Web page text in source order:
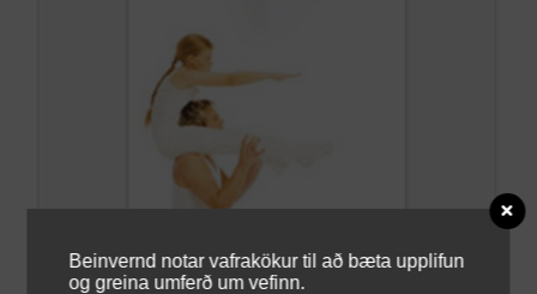
Beinvernd notar vafrakökur til að bæta upplifun
og greina umferð um vefinn.